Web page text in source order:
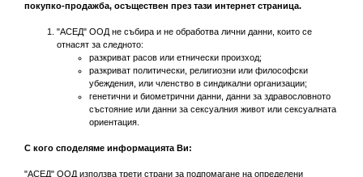
покупко-продажба, осъществен през тази интернет страница.
"АСЕД" ООД не събира и не обработва лични данни, които се
отнасят за следното:
разкриват расов или етнически произход;
разкриват политически, религиозни или философски
убеждения, или членство в синдикални организации;
генетични и биометрични данни, данни за здравословното
състояние или данни за сексуалния живот или сексуалната
ориентация.
С кого споделяме информацията Ви:
"АСЕД" ООД използва трети страни за подпомагане на определени